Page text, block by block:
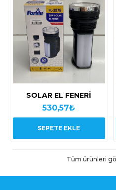
SOLAR EL FENERİ
530,57₺
SEPETE EKLE
Tüm ürünleri